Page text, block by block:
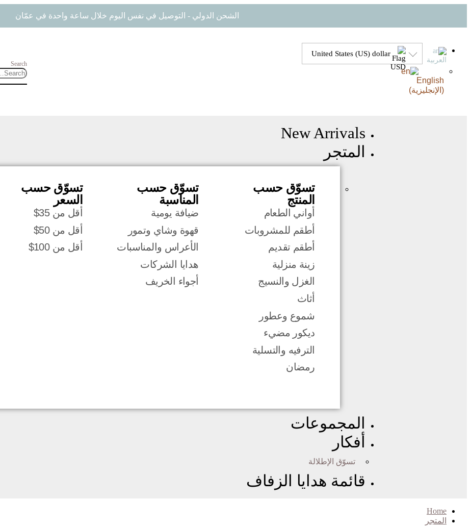
الشحن الدولي - التوصيل في نفس اليوم خلال ساعة واحدة في عمّان
العربية
English
( الإنجليزية)
United States (US) dollar
Search
New Arrivals
المتجر
تسوّق حسب
المنتج
أواني الطعام
أطقم للمشروبات
أطقم تقديم
زينة منزلية
الغزل والنسيج
أثاث
شموع وعطور
ديكور مضيء
الترفيه والتسلية
رمضان
تسوّق حسب
المناسبة
ضيافة يومية
قهوة وشاي وتمور
الأعراس والمناسبات
هدايا الشركات
أجواء الخريف
تسوّق حسب
السعر
أقل من 35$
أقل من 50$
أقل من 100$
المجموعات
أفكار
تسوّق الإطلالة
قائمة هدايا الزفاف
Home
المتجر